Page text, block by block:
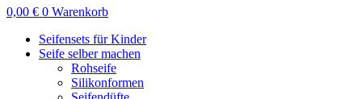
0,00 € 0 Warenkorb
Seifensets für Kinder
Seife selber machen
Rohseife
Silikonformen